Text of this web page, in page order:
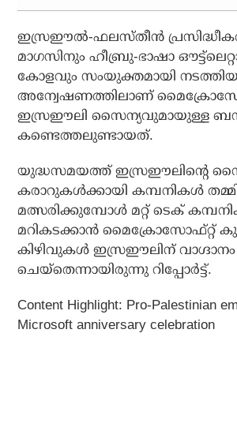
ഇസ്രഈല്‍-ഫലസ്തീന്‍
മാഗസിനും ഹീബ്രു-ഭാഷാ
കോളവും സംയുക്തമായി നടത്തിയ
അന്വേഷണത്തിലാണ്
ഇസ്രഈലി സൈന്യവുമായുള്ള
കണ്ടെത്തലുണ്ടായത്.
യുദ്ധസമയത്ത് ഇസ്രഈലിന്റെ
കരാറുകള്‍ക്കായി കമ്പനികള്‍
മത്സരിക്കുമ്പോള്‍ മറ്റ് ടെക്
മറികടക്കാന്‍ മൈക്രോസോഫ്റ്റ്
കിഴിവുകള്‍ ഇസ്രഈലിന് വാഗ്ദാനം
ചെയ്തെന്നായിരുന്നു റിപ്പോര്‍ട്ട്.
Content Highlight: Pro-Palestinian
Microsoft anniversary celebration